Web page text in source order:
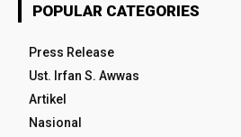
POPULAR CATEGORIES
Press Release
Ust. Irfan S. Awwas
Artikel
Nasional